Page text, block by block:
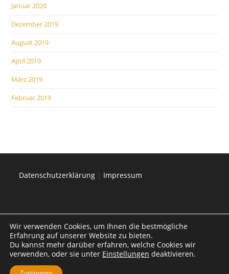
Januar 2020
Dezember 2019
August 2019
April 2019
März 2019
Februar 2019
Datenschutzerklärung | Impressum
Wir verwenden Cookies, um Ihnen die bestmögliche
Erfahrung auf unserer Website zu bieten.
Du kannst mehr darüber erfahren, welche Cookies wir
verwenden, oder sie unter Einstellungen deaktivieren.